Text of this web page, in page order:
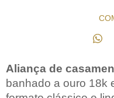
Aliança de
banhado a ouro 18k